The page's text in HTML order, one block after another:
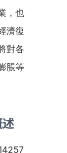
，也
濟復
對各
脹等